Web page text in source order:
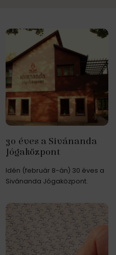
30 éves a Sivánanda
Jógaközpont
Idén (február 8-án) 30 éves a
Sivánanda Jógaközpont.